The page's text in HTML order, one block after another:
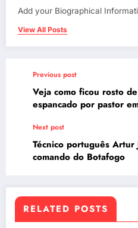
Add your Biographical
View All Posts
Previous post
Veja como ficou rosto
espancado por pastor
Next post
Técnico português Artur
comando do Botafogo
RELATED POSTS